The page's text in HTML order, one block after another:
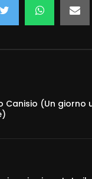
Canisio (Un giorno